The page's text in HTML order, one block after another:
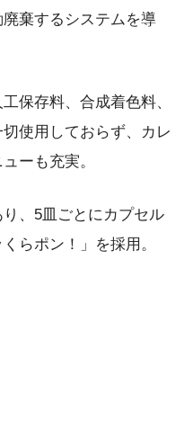
棄するシステムを導
保存料、合成着色料、
使用しておらず、カレ
ーも充実。
、5皿ごとにカプセル
らポン！」を採用。